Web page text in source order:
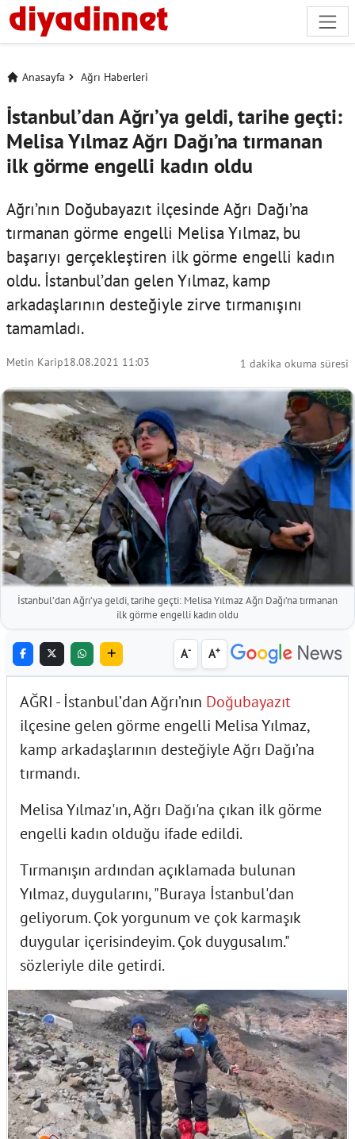
Anasayfa Ağrı Haberleri
İstanbul’dan Ağrı’ya geldi, tarihe geçti:
Melisa Yılmaz Ağrı Dağı’na tırmanan
ilk görme engelli kadın oldu
Ağrı’nın Doğubayazıt ilçesinde Ağrı Dağı’na
tırmanan görme engelli Melisa Yılmaz, bu
başarıyı gerçekleştiren ilk görme engelli kadın
oldu. İstanbul’dan gelen Yılmaz, kamp
arkadaşlarının desteğiyle zirve tırmanışını
tamamladı.
Metin Karip18.08.2021 11:03 1 dakika okuma süresi
İstanbul’dan Ağrı’ya geldi, tarihe geçti: Melisa Yılmaz Ağrı Dağı’na tırmanan
ilk görme engelli kadın oldu
A- A+
AĞRI - İstanbul’dan Ağrı’nın Doğubayazıt
ilçesine gelen görme engelli Melisa Yılmaz,
kamp arkadaşlarının desteğiyle Ağrı Dağı’na
tırmandı.
Melisa Yılmaz'ın, Ağrı Dağı'na çıkan ilk görme
engelli kadın olduğu ifade edildi.
Tırmanışın ardından açıklamada bulunan
Yılmaz, duygularını, "Buraya İstanbul'dan
geliyorum. Çok yorgunum ve çok karmaşık
duygular içerisindeyim. Çok duygusalım."
sözleriyle dile getirdi.